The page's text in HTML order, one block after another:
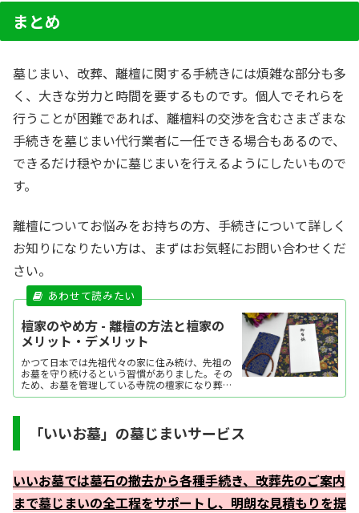
まとめ
墓じまい、改葬、離檀に関する手続きには煩雑な部分も多
く、大きな労力と時間を要するものです。個人でそれらを
行うことが困難であれば、離檀料の交渉を含むさまざまな
手続きを墓じまい代行業者に一任できる場合もあるので、
できるだけ穏やかに墓じまいを行えるようにしたいもので
す。
離檀についてお悩みをお持ちの方、手続きについて詳しく
お知りになりたい方は、まずはお気軽にお問い合わせくだ
さい。
檀家のやめ方 - 離檀の方法と檀家の
メリット・デメリット
かつて日本では先祖代々の家に住み続け、先祖の
お墓を守り続けるという習慣がありました。その
ため、お墓を管理している寺院の檀家になり葬儀
や法事を行うのが通常でした。しかし、核家族化
「いいお墓」の墓じまいサービス
いいお墓では墓石の撤去から各種手続き、改葬先のご案内
まで墓じまいの全工程をサポートし、明朗な見積もりを提